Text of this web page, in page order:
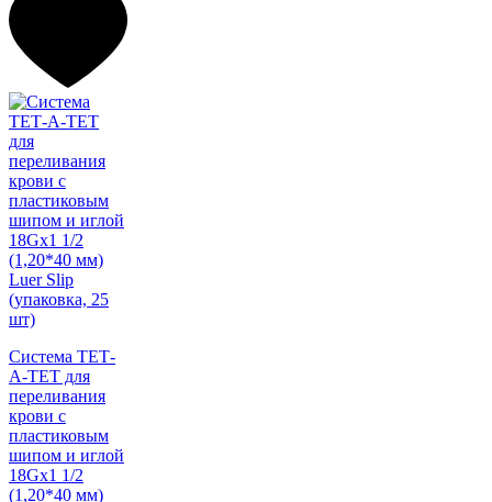
Система ТЕТ-
А-ТЕТ для
переливания
крови с
пластиковым
шипом и иглой
18Gх1 1/2
(1,20*40 мм)